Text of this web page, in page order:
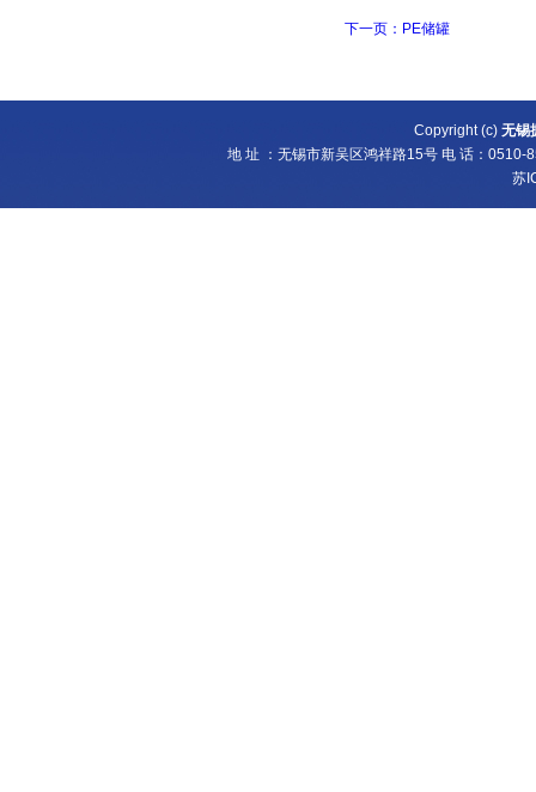
下一页：PE储罐
Copyright (c) 无锡
地 址 ：无锡市新吴区鸿祥路15号 电 话：
苏